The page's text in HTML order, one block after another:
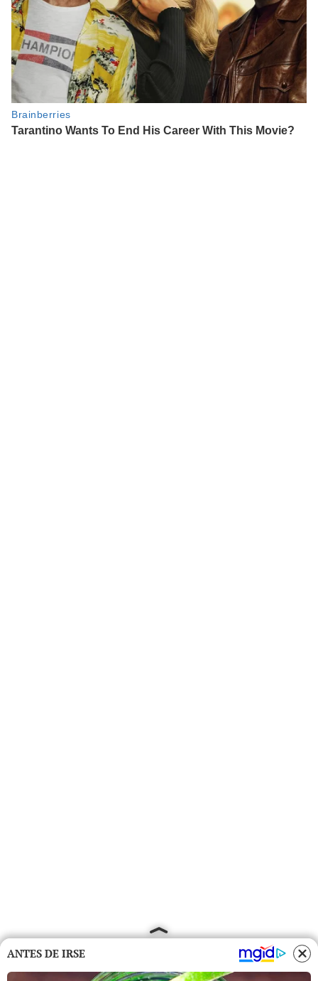
ANTES DE IRSE